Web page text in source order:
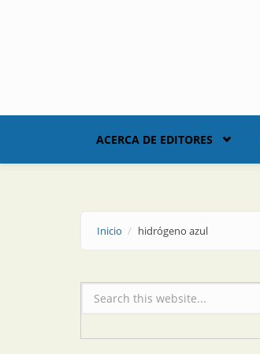
ACERCA DE EDITORES
Inicio hidrógeno azul
Formulario de búsqueda